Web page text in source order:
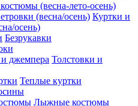
(весна-лето-осень)
Куртки и
осень)
Безрукавки
Толстовки и
Теплые куртки
Лыжные костюмы